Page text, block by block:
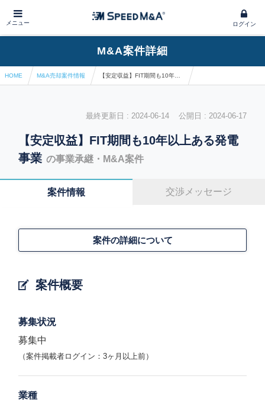
メニュー ログイン
M&A案件詳細
HOME M&A売却案件情報
最終更新日 : 2024-06-14 公開日 : 2024-06-17
【安定収益】FIT期間も10年以上ある発電
事業 の事業承継・M&A案件
案件情報 交渉メッセージ
案件概要
案件の詳細について
募集状況
募集中
（案件掲載者ログイン：3ヶ月以上前）
業種